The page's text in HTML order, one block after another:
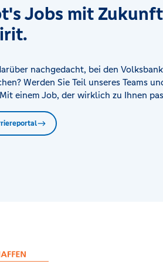
am Main-Börsenstraße
7-11, 60313 Frankfurt am Main
am Main-Eschersheim
9, 60431 Frankfurt am Main
am Main-Griesheim
10, 65933 Frankfurt am Main
am Main-Sachsenhausen
Jobs mit
nachgedacht, bei den
Werden Sie Teil unseres Teams
einem Job, der wirklich zu Ihnen